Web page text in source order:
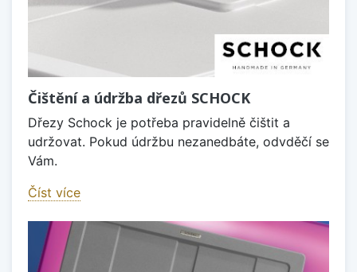
Čištění a údržba dřezů SCHOCK
Dřezy Schock je potřeba pravidelně čištit a
udržovat. Pokud údržbu nezanedbáte, odvděčí se
Vám.
Číst více